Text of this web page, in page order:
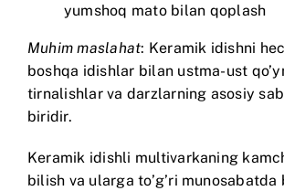
yumshoq mato bilan qoplash
Muhim maslahat: Keramik idishni
boshqa idishlar bilan ustma-ust
tirnalishlar va darzlarning asosiy
biridir.
Keramik idishli multivarkaning
bilish va ularga to’g’ri munosabatda